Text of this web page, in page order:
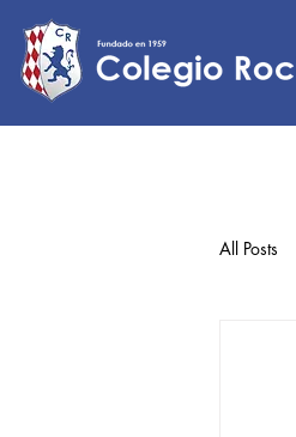
All Posts